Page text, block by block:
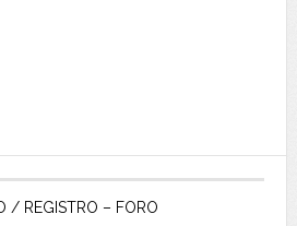
/ REGISTRO – FORO